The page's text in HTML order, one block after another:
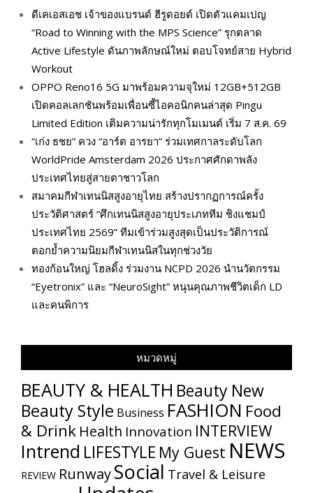
ดีเคเอสเอช เจ้าของแบรนด์ ฮีรูดอยด์ เปิดตัวแคมเปญ
“Road to Winning with the MPS Science” รุกตลาด
Active Lifestyle ดันภาพลักษณ์ใหม่ ตอบโจทย์สาย Hybrid
Workout
OPPO Reno16 5G มาพร้อมความจุใหม่ 12GB+512GB
เปิดคอลเลกชันพร้อมเพื่อนซี้ไอคอนิกคนล่าสุด Pingu
Limited Edition เติมความน่ารักทุกโมเมนต์ เริ่ม 7 ส.ค. 69
“เก่ง ธชย” ควง “อาร์ต อารยา” ร่วมเทศกาลระดับโลก
WorldPride Amsterdam 2026 ประกาศศักดาพลัง
ประเทศไทยสู่สายตาชาวโลก
สมาคมกีฬาเทนนิสสูงอายุไทย สร้างปรากฏการณ์ครั้ง
ประวัติศาสตร์ “ศึกเทนนิสสูงอายุประเภททีม ชิงแชมป์
ประเทศไทย 2569” ทีมเข้าร่วมสูงสุดเป็นประวัติการณ์
ตอกย้ำความนิยมกีฬาเทนนิสในทุกช่วงวัย
ทองก้อนใหญ่ โฮลดิ้ง ร่วมงาน NCPD 2026 นำนวัตกรรม
“Eyetronix” และ “NeuroSight” หนุนคุณภาพชีวิตเด็ก LD
และคนพิการ
หมวดหมู่
BEAUTY & HEALTH Beauty New
Beauty Style Business FASHION Food
& Drink Health Innovation INTERVIEW
Intrend LIFESTYLE My​ Guest NEWS
REVIEW RunwaySocial Travel & Leisure